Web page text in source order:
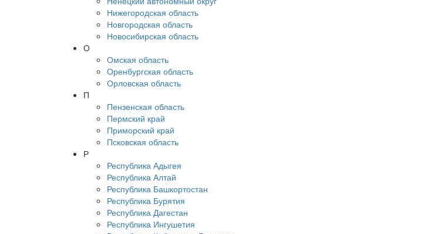
Нижегородская область
Новгородская область
Новосибирская область
О
Омская область
Оренбургская область
Орловская область
П
Пензенская область
Пермский край
Приморский край
Псковская область
Р
Республика Адыгея
Республика Алтай
Республика Башкортостан
Республика Бурятия
Республика Дагестан
Республика Ингушетия